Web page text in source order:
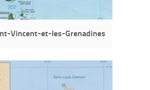
Vincent-et-les-Grenadines